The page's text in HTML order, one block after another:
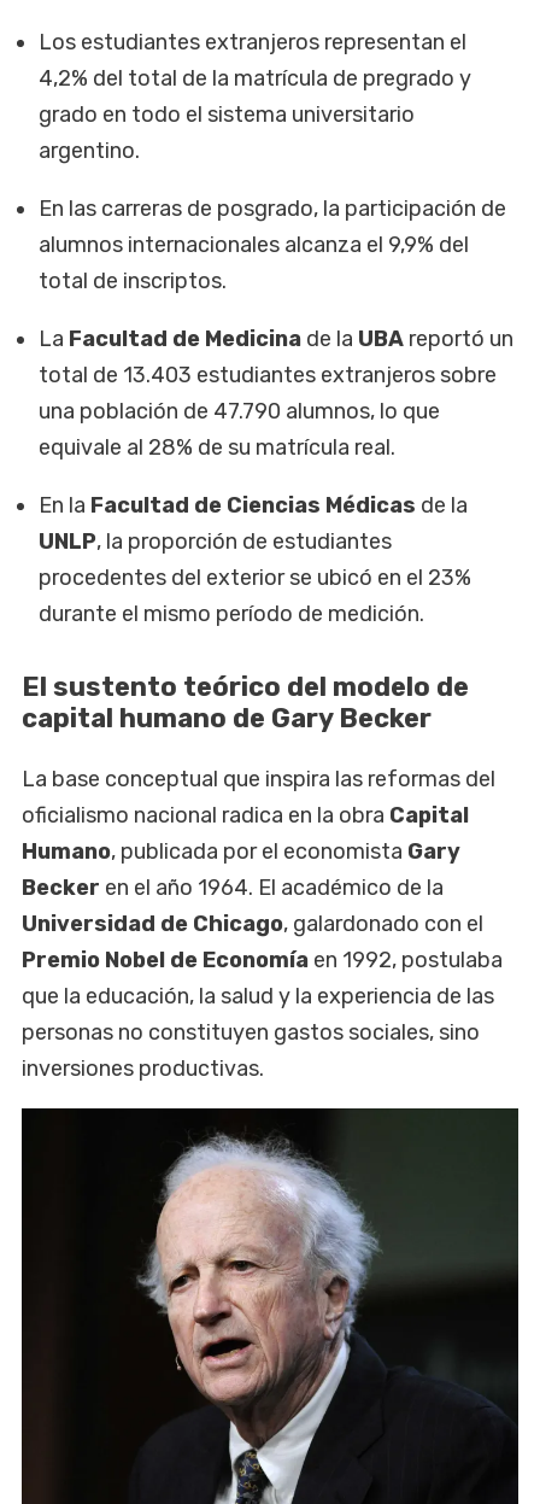
Los estudiantes extranjeros representan el
4,2% del total de la matrícula de pregrado y
grado en todo el sistema universitario
argentino.
En las carreras de posgrado, la participación de
alumnos internacionales alcanza el 9,9% del
total de inscriptos.
La Facultad de Medicina de la UBA reportó un
total de 13.403 estudiantes extranjeros sobre
una población de 47.790 alumnos, lo que
equivale al 28% de su matrícula real.
En la Facultad de Ciencias Médicas de la
UNLP, la proporción de estudiantes
procedentes del exterior se ubicó en el 23%
durante el mismo período de medición.
El sustento teórico del modelo de
capital humano de Gary Becker
La base conceptual que inspira las reformas del
oficialismo nacional radica en la obra Capital
Humano, publicada por el economista Gary
Becker en el año 1964. El académico de la
Universidad de Chicago, galardonado con el
Premio Nobel de Economía en 1992, postulaba
que la educación, la salud y la experiencia de las
personas no constituyen gastos sociales, sino
inversiones productivas.